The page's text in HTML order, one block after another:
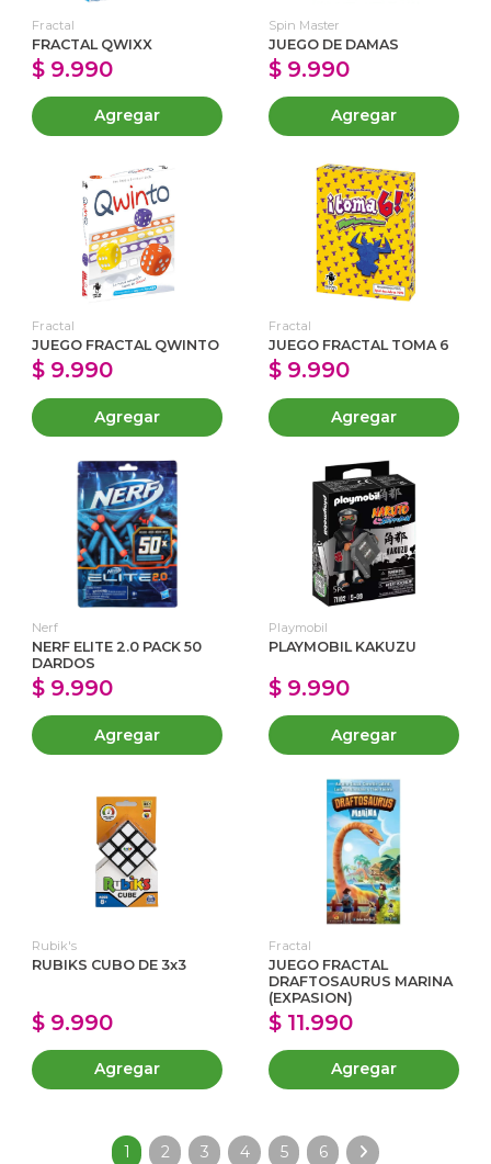
Fractal
FRACTAL QWIXX
$ 9.990
Agregar
Spin Master
JUEGO DE DAMAS
$ 9.990
Agregar
Fractal
JUEGO FRACTAL QWINTO
$ 9.990
Agregar
Fractal
JUEGO FRACTAL TOMA 6
$ 9.990
Agregar
Nerf
NERF ELITE 2.0 PACK 50
DARDOS
$ 9.990
Agregar
Playmobil
PLAYMOBIL KAKUZU
$ 9.990
Agregar
Rubik's
RUBIKS CUBO DE 3x3
$ 9.990
Agregar
Fractal
JUEGO FRACTAL
DRAFTOSAURUS MARINA
(EXPASION)
$ 11.990
Agregar
1 2 3 4 5 6